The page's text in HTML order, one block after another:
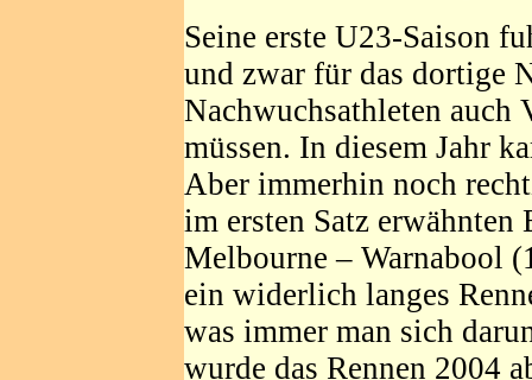
Seine erste U23-Saison
und zwar für das dortige
Nachwuchsathleten auch
müssen. In diesem Jahr
Aber immerhin noch
im ersten Satz
Melbourne – Warnabool
ein widerlich langes
was immer man sich
wurde das Rennen 2004